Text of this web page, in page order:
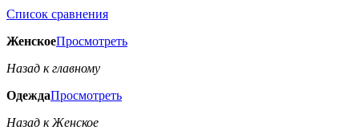
Список сравнения
ЖенскоеПросмотреть
Назад к главному
ОдеждаПросмотреть
Назад к Женское